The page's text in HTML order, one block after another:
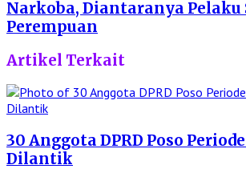
Narkoba, Diantaranya Pelaku
Perempuan
Artikel Terkait
30 Anggota DPRD Poso
Dilantik